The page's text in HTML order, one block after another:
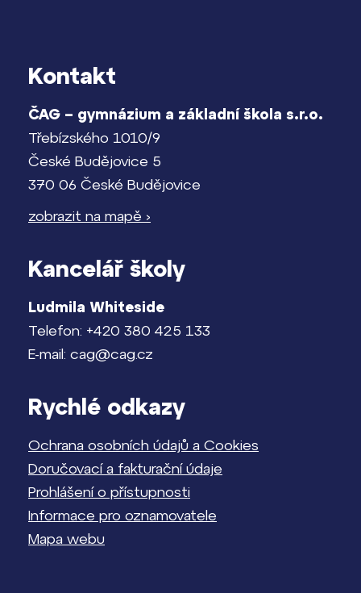
Kontakt
ČAG – gymnázium a základní škola s.r.o.
Třebízského 1010/9
České Budějovice 5
370 06 České Budějovice
zobrazit na mapě ›
Kancelář školy
Ludmila Whiteside
Telefon: +420 380 425 133
E-mail: cag@cag.cz
Rychlé odkazy
Ochrana osobních údajů a Cookies
Doručovací a fakturační údaje
Prohlášení o přístupnosti
Informace pro oznamovatele
Mapa webu